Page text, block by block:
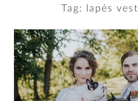
PAGRINDINIS
APIE
Tag: lapės